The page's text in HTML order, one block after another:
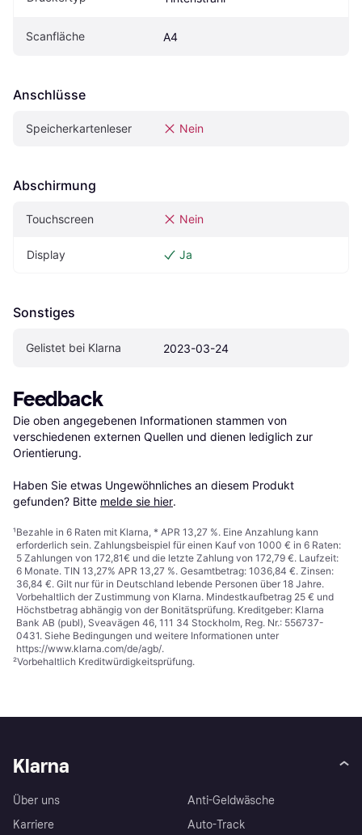
Scanfläche A4
Anschlüsse
Speicherkartenleser Nein
Abschirmung
Touchscreen Nein
Display Ja
Sonstiges
Gelistet bei Klarna 2023-03-24
Feedback
Die oben angegebenen Informationen stammen von
verschiedenen externen Quellen und dienen lediglich zur
Orientierung.
Haben Sie etwas Ungewöhnliches an diesem Produkt
gefunden? Bitte melde sie hier.
¹Bezahle in 6 Raten mit Klarna, * APR 13,27 %. Eine Anzahlung kann
erforderlich sein. Zahlungsbeispiel für einen Kauf von 1000 € in 6 Raten:
5 Zahlungen von 172,81€ und die letzte Zahlung von 172,79 €. Laufzeit:
6 Monate. TIN 13,27% APR 13,27 %. Gesamtbetrag: 1036,84 €. Zinsen:
36,84 €. Gilt nur für in Deutschland lebende Personen über 18 Jahre.
Vorbehaltlich der Zustimmung von Klarna. Mindestkaufbetrag 25 € und
Höchstbetrag abhängig von der Bonitätsprüfung. Kreditgeber: Klarna
Bank AB (publ), Sveavägen 46, 111 34 Stockholm, Reg. Nr.: 556737-
0431. Siehe Bedingungen und weitere Informationen unter
https://www.klarna.com/de/agb/.
²Vorbehaltlich Kreditwürdigkeitsprüfung.
Klarna
Über uns
Karriere
Anti-Geldwäsche
Auto-Track